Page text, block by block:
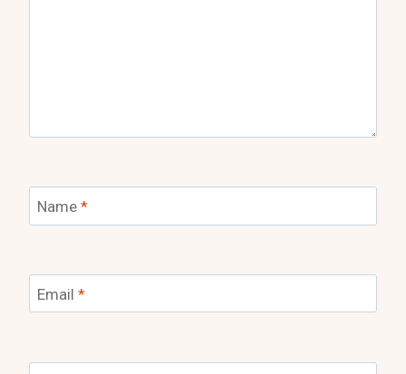
Name *
Email *